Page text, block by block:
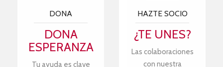
DONA
DONA
ESPERANZA
Tu ayuda es clave
HAZTE SOCIO
¿TE UNES?
Las colaboraciones
con nuestra